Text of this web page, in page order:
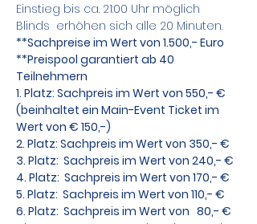
Einstieg bis ca. 21:00 Uhr möglich
Blinds  erhöhen sich alle 20 Minuten.
**Sachpreise im Wert von 1.500,- Euro
**Preispool garantiert ab 40
Teilnehmern
1. Platz: Sachpreis im Wert von 550,- €
(beinhaltet ein Main-Event Ticket im
Wert von € 150,-)
2. Platz: Sachpreis im Wert von 350,- €
3. Platz:  Sachpreis im Wert von 240,- €
4. Platz:  Sachpreis im Wert von 170,- €
5. Platz:  Sachpreis im Wert von 110,- €
6. Platz:  Sachpreis im Wert von   80,- €